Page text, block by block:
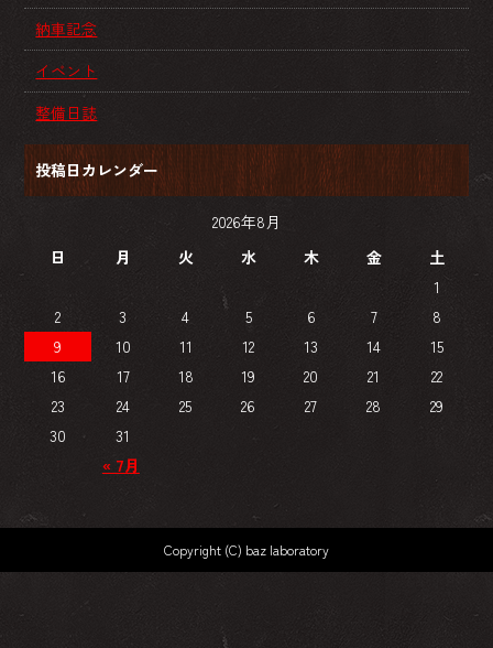
納車記念
イベント
整備日誌
投稿日カレンダー
2026年8月
日
月 火 水 木 金 土
« 7月
1
2
3 4 5 6 7
8
9
10 11 12 13 14
15
16
17 18 19 20 21
22
23
24 25 26 27 28
29
30
31
Copyright (C) baz laboratory